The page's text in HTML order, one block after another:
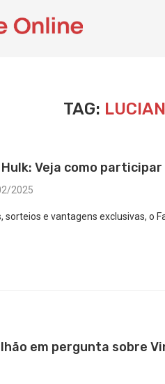
TAG:
Veja como
2025
e vantagens exclusivas, o
em pergunta sobre